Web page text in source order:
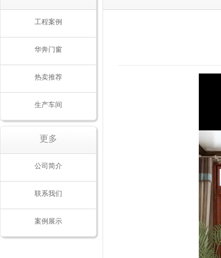
工程案例
华奔门窗
热卖推荐
生产车间
更多
公司简介
联系我们
案例展示